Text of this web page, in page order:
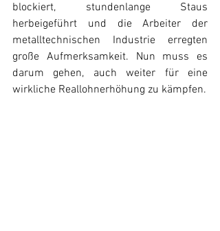
blockiert, stundenlange Staus
herbeigeführt und die Arbeiter der
metalltechnischen Industrie erregten
große Aufmerksamkeit. Nun muss es
darum gehen, auch weiter für eine
wirkliche Reallohnerhöhung zu kämpfen.